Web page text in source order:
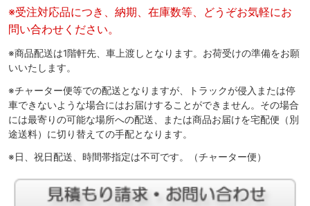
※受注対応品につき、納期、在庫数等、どうぞお気軽にお
問い合わせください。
※商品配送は1階軒先、車上渡しとなります。お荷受けの準備をお願
いいたします。
※チャーター便等での配送となりますが、トラックが侵入または停
車できないような場合にはお届けすることができません。その場合
には最寄りの可能な場所への配送、または商品お届けを宅配便（別
途送料）に切り替えての手配となります。
※日、祝日配送、時間帯指定は不可です。（チャーター便）